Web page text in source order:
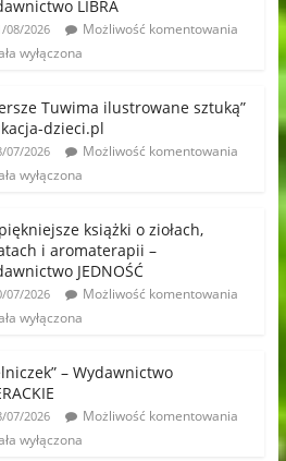
LIBRA
08/2026
Możliwość komentowania
wyłączona
Tuwima ilustrowane sztuką”
dzieci.pl
07/2026
Możliwość komentowania
wyłączona
książki o ziołach,
i aromaterapii –
JEDNOŚĆ
07/2026
Możliwość komentowania
wyłączona
– Wydawnictwo
07/2026
Możliwość komentowania
wyłączona